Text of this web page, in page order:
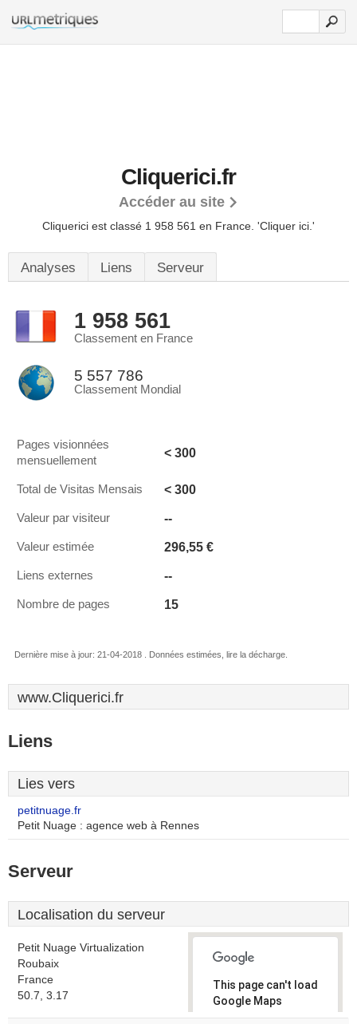
Cliquerici.fr
Accéder au site
Cliquerici est classé 1 958 561 en France. 'Cliquer ici.'
Analyses Liens Serveur
1 958 561
Classement en France
5 557 786
Classement Mondial
Pages visionnées
mensuellement
< 300
Total de Visitas Mensais < 300
Valeur par visiteur --
Valeur estimée 296,55 €
Liens externes --
Nombre de pages 15
Dernière mise à jour: 21-04-2018 . Données estimées, lire la décharge.
www.Cliquerici.fr
Liens
Lies vers
petitnuage.fr
Petit Nuage : agence web à Rennes
Serveur
Localisation du serveur
Petit Nuage Virtualization
Roubaix
France
50.7, 3.17
This page can't load
Google Maps
correctly.